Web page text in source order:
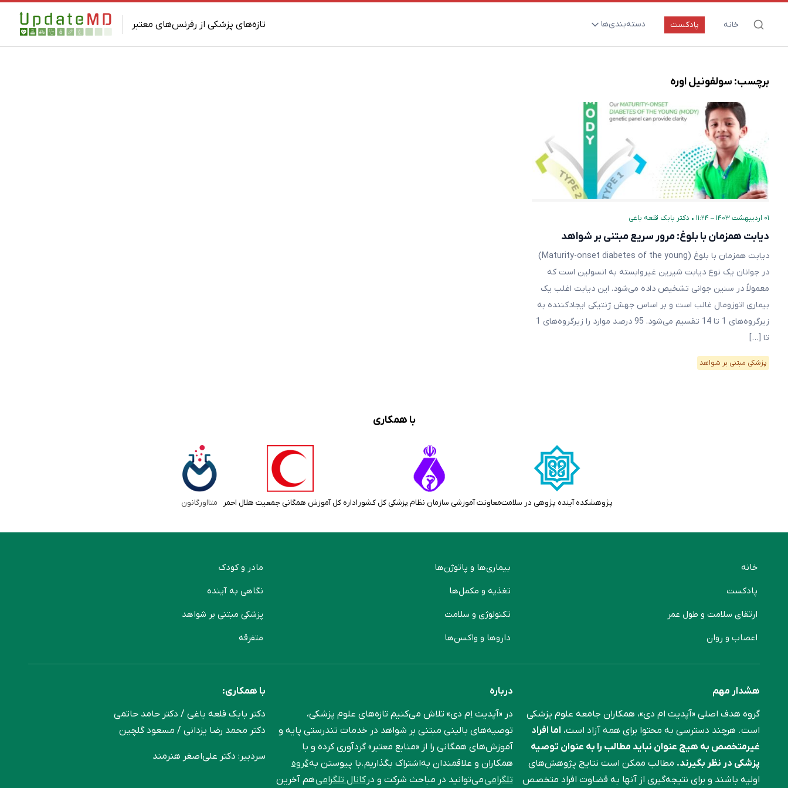
تازه‌های پزشکی از رفرنس‌های معتبر خانه پادکست دسته‌بندی‌ها
ارتقای سلامت و طول عمر
تغذیه و مکمل‌ها
تکنولوژی و سلامت
دارو‌ها و واکسن‌ها
مادر و کودک
متفرقه
برچسب: سولفونیل اوره
۰۱ اردیبهشت ۱۴۰۳ – ۱۱:۲۴ • دکتر بابک قلعه‌ باغی
دیابت همزمان با بلوغ: مرور سریع مبتنی بر شواهد
دیابت همزمان با بلوغ (Maturity-onset diabetes of the young)
در جوانان یک نوع دیابت شیرین غیروابسته به انسولین است که
معمولاً در سنین جوانی تشخیص داده می‌شود. این دیابت اغلب یک
بیماری اتوزومال غالب است و بر اساس جهش ژنتیکی ایجادکننده به
زیرگروه‌های 1 تا 14 تقسیم می‌شود. 95 درصد موارد را زیرگروه‌های 1
تا […]
پزشکی مبتنی بر شواهد
با همکاری
پژوهشکده آینده پژوهی در سلامتمعاونت آموزشی سازمان نظام پزشکی کل کشور اداره کل آموزش همگانی جمعیت هلال احمر متااورگانون
خانه
پادکست
ارتقای سلامت و طول عمر
اعصاب و روان
بیماری‌ها و پاتوژن‌ها
تغذیه و مکمل‌ها
تکنولوژی و سلامت
دارو‌ها و واکسن‌ها
مادر و کودک
نگاهی به آینده
پزشکی مبتنی بر شواهد
متفرقه
هشدار مهم
گروه هدف اصلی «آپدیت ام دی»، همکاران جامعه علوم ‌پزشکی
است. هرچند دسترسی به محتوا برای همه آزاد است، اما افراد
غیرمتخصص به هیچ عنوان نباید مطالب را به عنوان توصیه
پزشکی در نظر بگیرند. مطالب ممکن است نتایج پژوهش‌های
اولیه باشند و برای نتیجه‌گیری از آنها به قضاوت افراد متخصص
درباره
در «آپدیت اِم دی» تلاش می‌کنیم تازه‌های علوم پزشکی،
توصیه‌های بالینی مبتنی بر شواهد در خدمات تندرستی پایه و
آموزش‌های همگانی را از «منابع معتبر» گردآوری کرده و با
همکاران و علاقمندان به‌اشتراک بگذاریم.با پیوستن بهگروه
تلگرامیمی‌توانید در مباحث شرکت و درکانال تلگرامیهم آخرین
با همکاری:
دکتر بابک قلعه‌ باغی / دکتر حامد حاتمی
دکتر محمد رضا یزدانی / مسعود گلچین
سردبیر: دکتر علی‌اصغر هنرمند